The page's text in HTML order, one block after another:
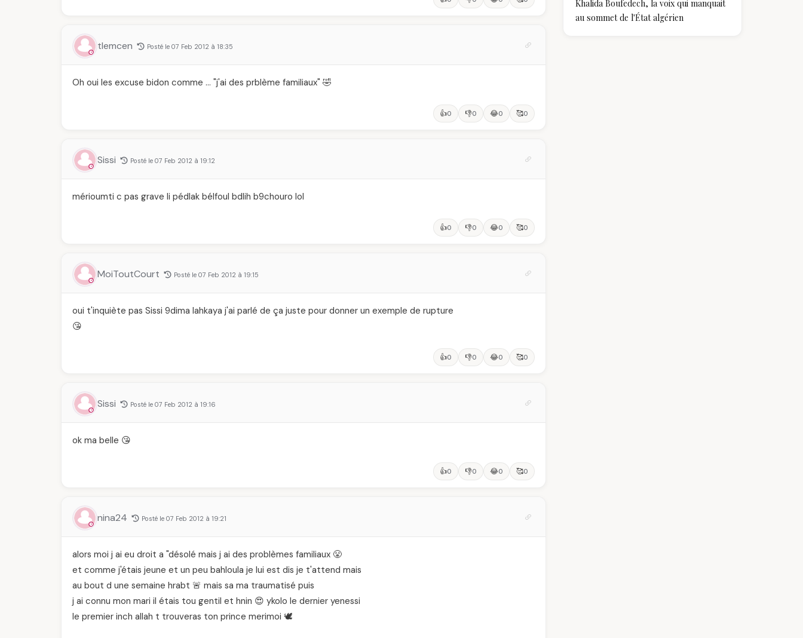
tlemcen Posté le 07 Feb 2012 à 18:35
Oh oui les excuse bidon comme … "j'ai des prblème familiaux" 🤣
👍0 👎0 😂0 🥰0
Sissi Posté le 07 Feb 2012 à 19:12
mérioumti c pas grave li pédlak bélfoul bdlih b9chouro lol
👍0 👎0 😂0 🥰0
MoiToutCourt Posté le 07 Feb 2012 à 19:15
oui t'inquiète pas Sissi 9dima lahkaya j'ai parlé de ça juste pour donner un exemple de rupture
😘
👍0 👎0 😂0 🥰0
Sissi Posté le 07 Feb 2012 à 19:16
ok ma belle 😘
👍0 👎0 😂0 🥰0
nina24 Posté le 07 Feb 2012 à 19:21
alors moi j ai eu droit a "désolé mais j ai des problèmes familiaux 😤
et comme j'étais jeune et un peu bahloula je lui est dis je t'attend mais
au bout d une semaine hrabt 🚨 mais sa ma traumatisé puis
j ai connu mon mari il étais tou gentil et hnin 😍 ykolo le dernier yenessi
le premier inch allah t trouveras ton prince merimoi 🕊️
Khalida Boufedech, la voix qui manquait
au sommet de l'État algérien